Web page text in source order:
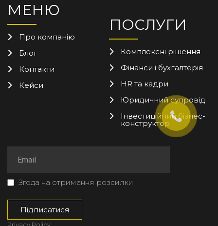
МЕНЮ
Про компанію
Блог
Контакти
Кейси
ПОСЛУГИ
Комплексні рішення
Фінанси і бухгалтерія
HR та кадри
Юридичний супровід
Інвестиційний бізнес-
конструктор
Згода на отримання розсилки